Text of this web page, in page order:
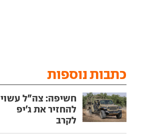
כתבות נוספות
חשיפה: צה"ל עשוי
להחזיר את ג'יפ
לקרב